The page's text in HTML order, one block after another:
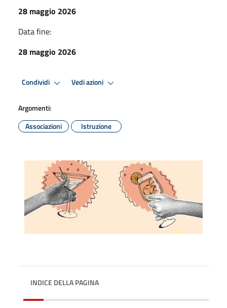
28 maggio 2026
Data fine:
28 maggio 2026
Condividi Vedi azioni
Argomenti:
Associazioni
Istruzione
INDICE DELLA PAGINA